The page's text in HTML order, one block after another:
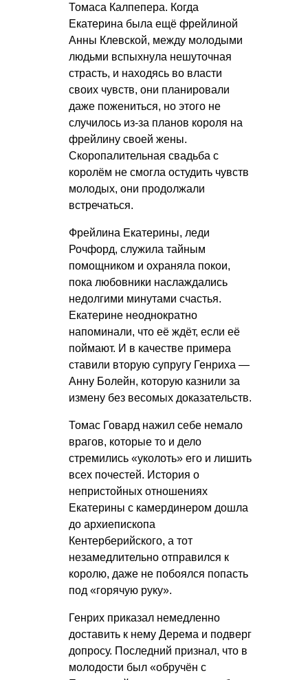
Томаса Калпепера. Когда
Екатерина была ещё фрейлиной
Анны Клевской, между молодыми
людьми вспыхнула нешуточная
страсть, и находясь во власти
своих чувств, они планировали
даже пожениться, но этого не
случилось из-за планов короля на
фрейлину своей жены.
Скоропалительная свадьба с
королём не смогла остудить чувств
молодых, они продолжали
встречаться.
Фрейлина Екатерины, леди
Рочфорд, служила тайным
помощником и охраняла покои,
пока любовники наслаждались
недолгими минутами счастья.
Екатерине неоднократно
напоминали, что её ждёт, если её
поймают. И в качестве примера
ставили вторую супругу Генриха —
Анну Болейн, которую казнили за
измену без весомых доказательств.
Томас Говард нажил себе немало
врагов, которые то и дело
стремились «уколоть» его и лишить
всех почестей. История о
непристойных отношениях
Екатерины с камердинером дошла
до архиепископа
Кентерберийского, а тот
незамедлительно отправился к
королю, даже не побоялся попасть
под «горячую руку».
Генрих приказал немедленно
доставить к нему Дерема и подверг
допросу. Последний признал, что в
молодости был «обручён с